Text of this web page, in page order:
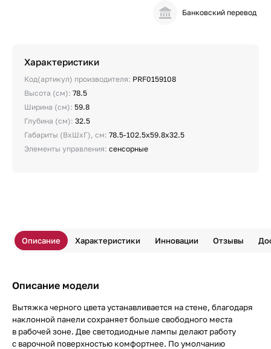
Банковский перевод
Характеристики
Код(артикул) производителя: PRF0159108
Высота (см): 78.5
Ширина (см): 59.8
Глубина (см): 32.5
Габариты (ВхШхГ), см: 78.5-102.5х59.8х32.5
Элементы управления: сенсорные
Описание Характеристики Инновации Отзывы
Описание модели
Вытяжка черного цвета устанавливается на стене, благодаря
наклонной панели сохраняет больше свободного места
в рабочей зоне. Две светодиодные лампы делают работу
с варочной поверхностью комфортнее. По умолчанию